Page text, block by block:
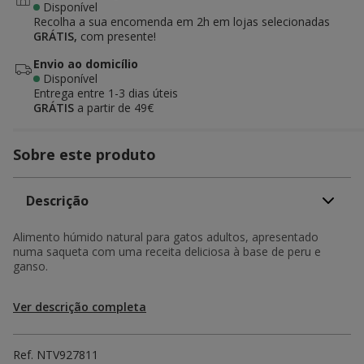
Disponível
Recolha a sua encomenda em 2h em lojas selecionadas
GRÁTIS, com presente!
Envio ao domicílio
Disponível
Entrega entre 1-3 dias úteis
GRÁTIS a partir de 49€
Sobre este produto
Descrição
Alimento húmido natural para gatos adultos, apresentado
numa saqueta com uma receita deliciosa à base de peru e
ganso.
Ver descrição completa
Ref. NTV927811